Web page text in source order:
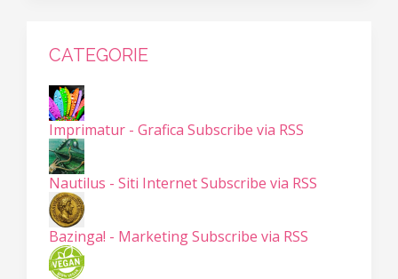
CATEGORIE
Imprimatur - Grafica Subscribe via RSS
Nautilus - Siti InternetSubscribe via RSS
Bazinga! - MarketingSubscribe via RSS